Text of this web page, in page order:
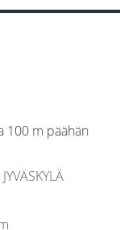
100 m päähän